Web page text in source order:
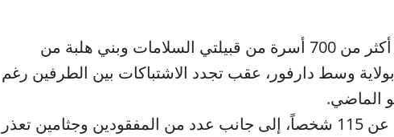
كشفت مصادر إعلامية عن نزوح أكثر من 700 أسرة من قبيلتي السلامات وبني هلبة من
وسط دارفور، عقب تجدد الاشتباكات بين الطرفين رغم
الماضي.
وأفادت المصادر بمقتل ما لا يقل عن 115 شخصاً، إلى جانب عدد من المفقودين وجثامين تعذر